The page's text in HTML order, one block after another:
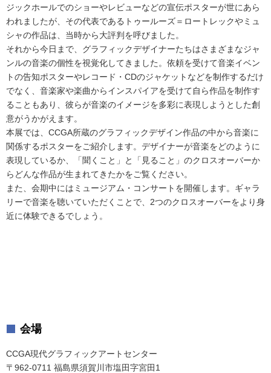
ジックホールでのショーやレビューなどの宣伝ポスターが世にあら
われましたが、その代表であるトゥールーズ＝ロートレックやミュ
シャの作品は、当時から大評判を呼びました。
それから今日まで、グラフィックデザイナーたちはさまざまなジャ
ンルの音楽の個性を視覚化してきました。依頼を受けて音楽イベン
トの告知ポスターやレコード・CDのジャケットなどを制作するだけ
でなく、音楽家や楽曲からインスパイアを受けて自ら作品を制作す
ることもあり、彼らが音楽のイメージを多彩に表現しようとした創
意がうかがえます。
本展では、CCGA所蔵のグラフィックデザイン作品の中から音楽に
関係するポスターをご紹介します。デザイナーが音楽をどのように
表現しているか、「聞くこと」と「見ること」のクロスオーバーか
らどんな作品が生まれてきたかをご覧ください。
また、会期中にはミュージアム・コンサートを開催します。ギャラ
リーで音楽を聴いていただくことで、2つのクロスオーバーをより身
近に体験できるでしょう。
会場
CCGA現代グラフィックアートセンター
〒962-0711 福島県須賀川市塩田字宮田1